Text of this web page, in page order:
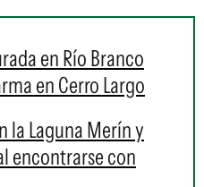
en Río Branco
en Cerro Largo
la Laguna Merín y
encontrarse con